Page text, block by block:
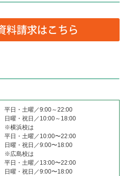
平日・土曜／9:00～22:00
日曜・祝日／10:00～18:00
※横浜校は
平日・土曜／10:00〜22:00
日曜・祝日／9:00〜18:00
※広島校は
平日・土曜／13:00〜22:00
日曜・祝日／9:00〜18:00